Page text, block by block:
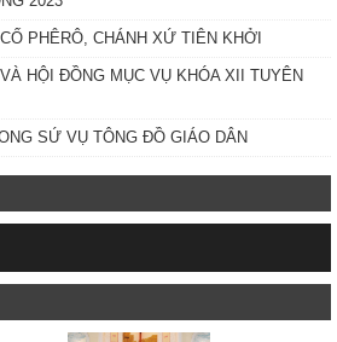
PHÊRÔ, CHÁNH XỨ TIÊN KHỞI
HỘI ĐỒNG MỤC VỤ KHÓA XII TUYÊN
SỨ VỤ TÔNG ĐỒ GIÁO DÂN